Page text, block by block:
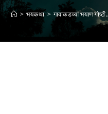
> भयकथा > गावाकडच्या भयाण